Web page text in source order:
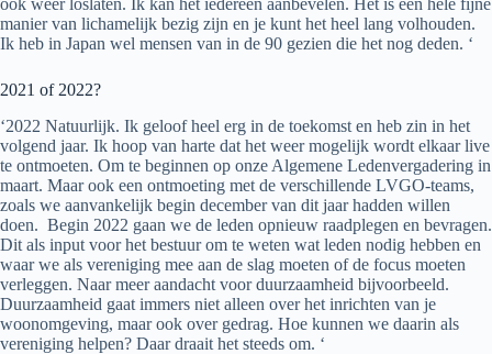
manier van lichamelijk bezig zijn en je kunt het heel lang volhouden.
Ik heb in Japan wel mensen van in de 90 gezien die het nog deden. ‘
2021 of 2022?
‘2022 Natuurlijk. Ik geloof heel erg in de toekomst en heb zin in het
volgend jaar. Ik hoop van harte dat het weer mogelijk wordt elkaar live
te ontmoeten. Om te beginnen op onze Algemene Ledenvergadering in
maart. Maar ook een ontmoeting met de verschillende LVGO-teams,
zoals we aanvankelijk begin december van dit jaar hadden willen
doen. Begin 2022 gaan we de leden opnieuw raadplegen en bevragen.
Dit als input voor het bestuur om te weten wat leden nodig hebben en
waar we als vereniging mee aan de slag moeten of de focus moeten
verleggen. Naar meer aandacht voor duurzaamheid bijvoorbeeld.
Duurzaamheid gaat immers niet alleen over het inrichten van je
woonomgeving, maar ook over gedrag. Hoe kunnen we daarin als
vereniging helpen? Daar draait het steeds om. ‘